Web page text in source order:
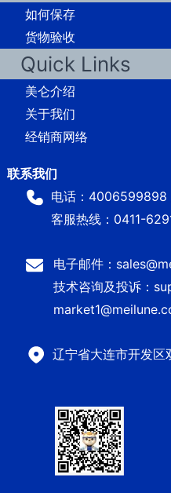
如何保存
货物验收
Quick Links
美仑介绍
关于我们
经销商网络
电话：
客服热线：0411-
电子邮件：
技术咨询及投诉：
辽宁省大连市开发区